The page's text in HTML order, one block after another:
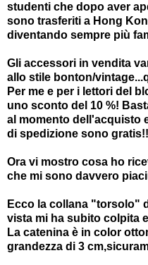
studenti che dopo aver
sono trasferiti a Hong
diventando sempre più
Gli accessori in vendita
allo stile bonton/
Per me e per i lettori del
uno sconto del 10 %!
al momento dell'acquisto
di spedizione sono gratis!!
Ora vi mostro cosa ho
che mi sono davvero
Ecco la collana "torsolo"
vista mi ha subito colpita
La catenina è in color
grandezza di 3